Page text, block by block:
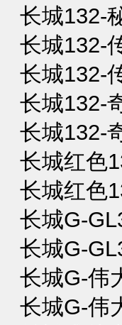
长城132-
长城132-
长城132-
长城132-
长城132-
长城红色
长城红色
长城G-
长城G-
长城G-伟
长城G-伟